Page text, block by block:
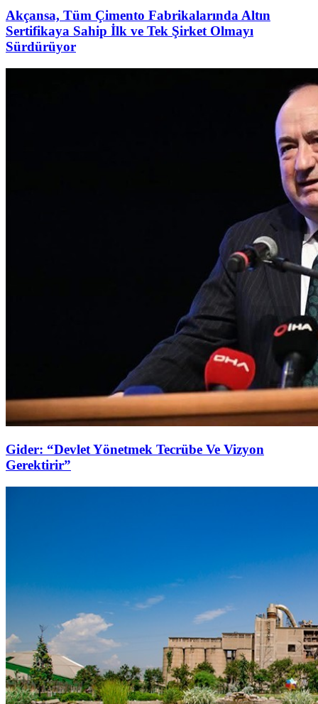
Akçansa, Tüm Çimento Fabrikalarında Altın
Sertifikaya Sahip İlk ve Tek Şirket Olmayı
Sürdürüyor
Gider: “Devlet Yönetmek Tecrübe Ve Vizyon
Gerektirir”